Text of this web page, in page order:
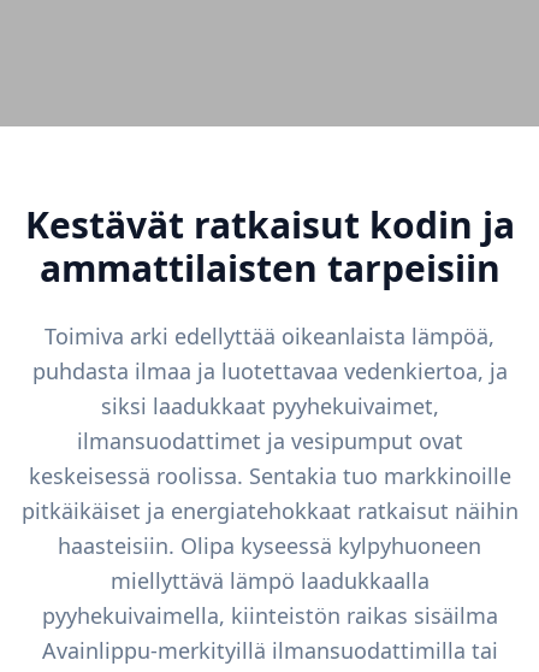
Kestävät ratkaisut kodin ja
ammattilaisten tarpeisiin
Toimiva arki edellyttää oikeanlaista lämpöä,
puhdasta ilmaa ja luotettavaa vedenkiertoa, ja
siksi laadukkaat pyyhekuivaimet,
ilmansuodattimet ja vesipumput ovat
keskeisessä roolissa. Sentakia tuo markkinoille
pitkäikäiset ja energiatehokkaat ratkaisut näihin
haasteisiin. Olipa kyseessä kylpyhuoneen
miellyttävä lämpö laadukkaalla
pyyhekuivaimella, kiinteistön raikas sisäilma
Avainlippu-merkityillä ilmansuodattimilla tai